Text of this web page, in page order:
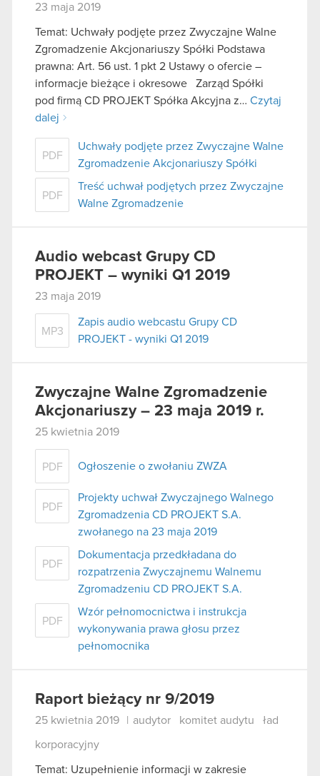
23 maja 2019
Temat: Uchwały podjęte przez Zwyczajne Walne
Zgromadzenie Akcjonariuszy Spółki Podstawa
prawna: Art. 56 ust. 1 pkt 2 Ustawy o ofercie –
informacje bieżące i okresowe Zarząd Spółki
pod firmą CD PROJEKT Spółka Akcyjna z… Czytaj
dalej
PDF
Uchwały podjęte przez Zwyczajne Walne
Zgromadzenie Akcjonariuszy Spółki
PDF
Treść uchwał podjętych przez Zwyczajne
Walne Zgromadzenie
Audio webcast Grupy CD
PROJEKT – wyniki Q1 2019
23 maja 2019
MP3
Zapis audio webcastu Grupy CD
PROJEKT - wyniki Q1 2019
Zwyczajne Walne Zgromadzenie
Akcjonariuszy – 23 maja 2019 r.
25 kwietnia 2019
PDF Ogłoszenie o zwołaniu ZWZA
PDF
Projekty uchwał Zwyczajnego Walnego
Zgromadzenia CD PROJEKT S.A.
zwołanego na 23 maja 2019
PDF
Dokumentacja przedkładana do
rozpatrzenia Zwyczajnemu Walnemu
Zgromadzeniu CD PROJEKT S.A.
PDF
Wzór pełnomocnictwa i instrukcja
wykonywania prawa głosu przez
pełnomocnika
Raport bieżący nr 9/2019
25 kwietnia 2019 audytor komitet audytu ład
korporacyjny
Temat: Uzupełnienie informacji w zakresie